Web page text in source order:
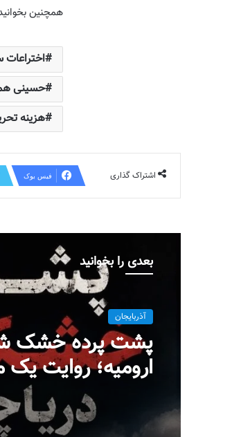
همچنین
اختراعات
حسینی
هزینه
اشتراک گذاری فیس بوک
بعدی را بخوانید
آذربایجان
پشت پرده خشک
ارومیه؛
میلاد ایوبی